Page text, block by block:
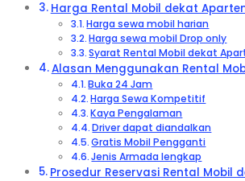
Harga Rental Mobil dekat
Harga sewa mobil harian
Harga sewa mobil Drop only
Syarat Rental Mobil dekat
Alasan Menggunakan Rental
Buka 24 Jam
Harga Sewa Kompetitif
Kaya Pengalaman
Driver dapat diandalkan
Gratis Mobil Pengganti
Jenis Armada lengkap
Prosedur Reservasi Rental Mobil